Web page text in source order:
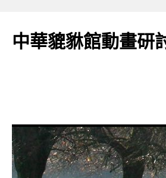
主
中華貔貅館動畫研